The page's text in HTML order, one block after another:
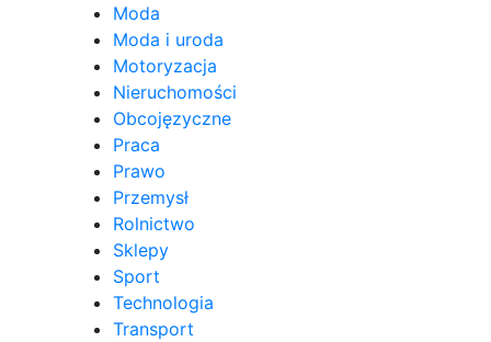
Moda
Moda i uroda
Motoryzacja
Nieruchomości
Obcojęzyczne
Praca
Prawo
Przemysł
Rolnictwo
Sklepy
Sport
Technologia
Transport